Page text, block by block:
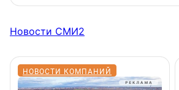
Новости СМИ2
НОВОСТИ КОМПАНИЙ